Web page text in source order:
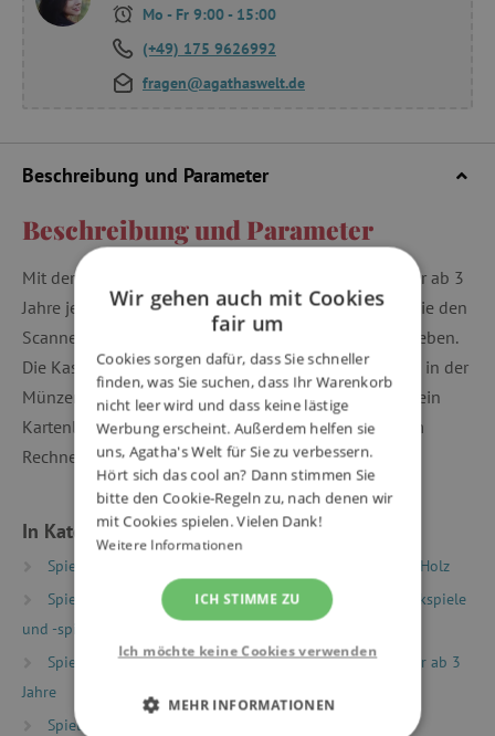
Mo - Fr 9:00 - 15:00
(+49) 175 9626992
fragen@agathaswelt.de
Beschreibung und Parameter
Beschreibung und Parameter
Mit der Registrierkasse können kleine Rechenkünstler ab 3
Jahre jeden Einkauf ganz einfach abrechnen, indem sie den
Scanner über die Artikel ziehen oder den Betrag eingeben.
Die Kasse aus Holz verfügt über eine Geldschublade, in der
Münzen und Scheine Platz finden. Außerdem gehört ein
Kartenlesegerät zum 37-teiligen Set, das Kinder beim
Rechnen unterstützt.
In Kategorien eingeteilt
Spielzeug nach Typ
Küchen aus Holz
Spielzeug nach Typ
Holzspielzeug
Mehrzweckspiele
und -spielzeug aus Holz
Spielzeug nach Alter
Spiele & Spielzeug für Kinder ab 3
Jahre
Spielzeug nach Alter
Wir gehen auch mit Cookies
fair um
Cookies sorgen dafür, dass Sie schneller
finden, was Sie suchen, dass Ihr Warenkorb
nicht leer wird und dass keine lästige
Werbung erscheint. Außerdem helfen sie
uns, Agatha's Welt für Sie zu verbessern.
Hört sich das cool an? Dann stimmen Sie
bitte den Cookie-Regeln zu, nach denen wir
mit Cookies spielen. Vielen Dank!
Weitere Informationen
ICH STIMME ZU
Ich möchte keine Cookies verwenden
MEHR INFORMATIONEN